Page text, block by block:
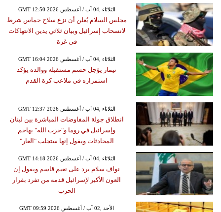
GMT 12:50 2026 الثلاثاء ,04 آب / أغسطس
مجلس السلام يُعلن أن نزع سلاح حماس شرط
لانسحاب إسرائيل وبيان ثلاثي يدين الانتهاكات
في غزة
GMT 16:04 2026 الثلاثاء ,04 آب / أغسطس
نيمار يؤجل حسم مستقبله ووالده يؤكد
استمراره في ملاعب كرة القدم
GMT 12:37 2026 الثلاثاء ,04 آب / أغسطس
انطلاق جولة المفاوضات المباشرة بين لبنان
وإسرائيل في روما و"حزب الله" يهاجم
المحادثات ويقول إنها ستجلب "العار"
GMT 14:18 2026 الثلاثاء ,04 آب / أغسطس
نواف سلام يرد على نعيم قاسم ويقول إن
العون الأكبر لإسرائيل قدمه من تفرد بقرار
الحرب
GMT 09:59 2026 الأحد ,02 آب / أغسطس